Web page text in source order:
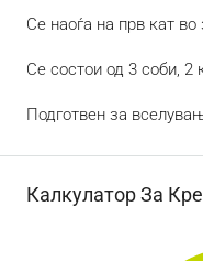
Се наоѓа на прв кат во
Се состои од 3 соби, 2
Подготвен за
Калкулатор За